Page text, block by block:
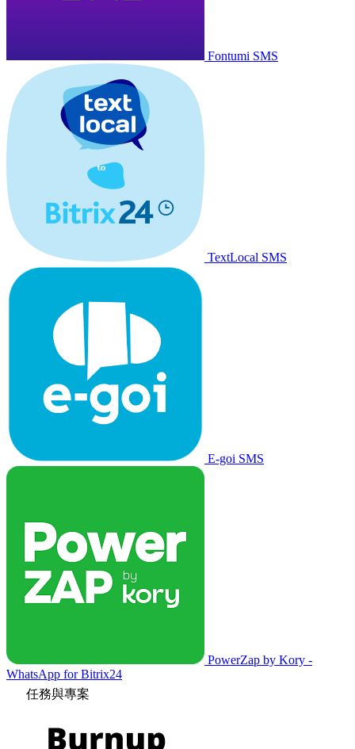
Fontumi SMS
TextLocal SMS
E-goi SMS
PowerZap by Kory -
WhatsApp for Bitrix24
任務與專案